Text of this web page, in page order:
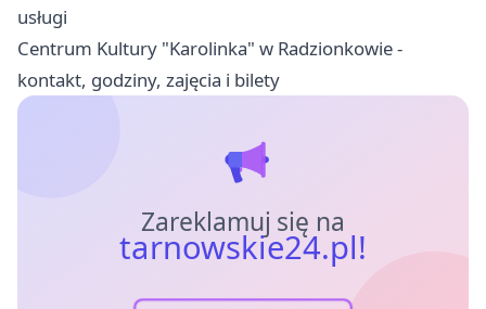
usługi
Centrum Kultury "Karolinka" w Radzionkowie -
kontakt, godziny, zajęcia i bilety
Zareklamuj się na
tarnowskie24.pl!